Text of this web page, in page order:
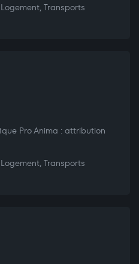
Transports
Pro Anima : attribution
Transports